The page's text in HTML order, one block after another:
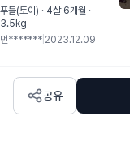
만족하며 잘쓰고 있어요^^
떨어질만 할때쯤 계속 구매
할생각입니다
푸들(토이) · 4살 6개월 ·
3.5kg
먼******* 2023.12.09
공유